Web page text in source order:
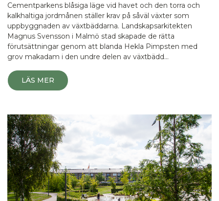
Cementparkens blåsiga läge vid havet och den torra och
kalkhaltiga jordmånen ställer krav på såväl växter som
uppbyggnaden av växtbäddarna. Landskapsarkitekten
Magnus Svensson i Malmö stad skapade de rätta
förutsättningar genom att blanda Hekla Pimpsten med
grov makadam i den undre delen av växtbädd…
LÄS MER